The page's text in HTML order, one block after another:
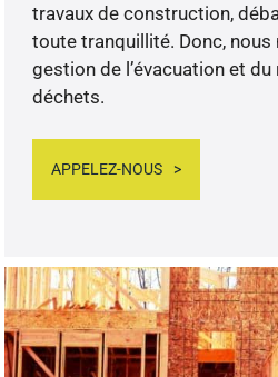
travaux de construction,
toute tranquillité. Donc, nous
gestion de l’évacuation et
déchets.
APPELEZ-NOUS